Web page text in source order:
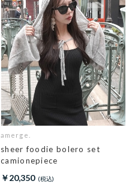
amerge.
sheer foodie bolero set
camionepiece
￥20,350